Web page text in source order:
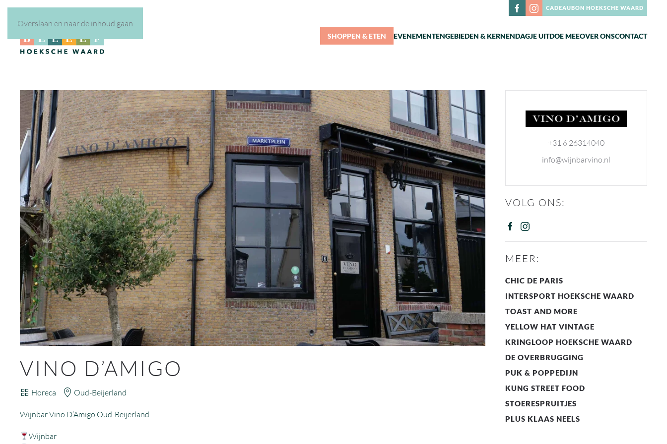
Overslaan en naar de inhoud gaan
CADEAUBON HOEKSCHE WAARD
SHOPPEN & ETEN EVENEMENTENGEBIEDEN & KERNENDAGJE UITDOE MEEOVER ONSCONTACT
VINO D’AMIGO
Horeca Oud-Beijerland
Wijnbar Vino D’Amigo Oud-Beijerland
Wijnbar
+31 6 26314040
info@wijnbarvino.nl
VOLG ONS:
MEER:
CHIC DE PARIS
INTERSPORT HOEKSCHE WAARD
TOAST AND MORE
YELLOW HAT VINTAGE
KRINGLOOP HOEKSCHE WAARD
DE OVERBRUGGING
PUK & POPPEDIJN
KUNG STREET FOOD
STOERESPRUITJES
PLUS KLAAS NEELS